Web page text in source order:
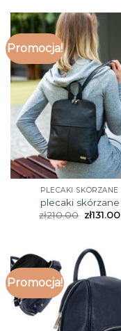
Promocja!
PLECAKI SKÓRZANE
plecaki skórzane
zł210.00 zł131.00
Promocja!